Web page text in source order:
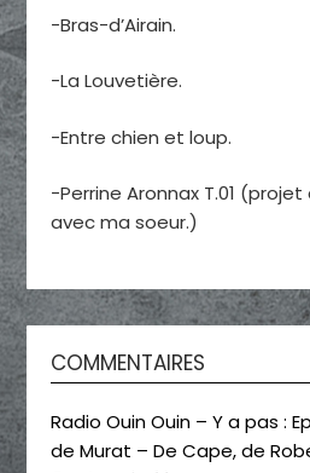
-Bras-d’Airain.
-La Louvetière.
-Entre chien et loup.
-Perrine Aronnax T.01
avec ma soeur.)
COMMENTAIRES
Radio Ouin Ouin – Y a pas :
de Murat – De Cape, de